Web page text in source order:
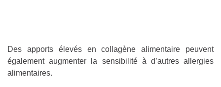
Des apports élevés en collagène alimentaire peuvent
également augmenter la sensibilité à d’autres allergies
alimentaires.